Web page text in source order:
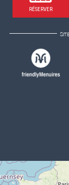
RÉSERVER